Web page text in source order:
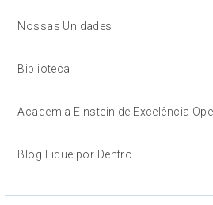
Nossas Unidades
Biblioteca
Academia Einstein de Excelência
Blog Fique por Dentro